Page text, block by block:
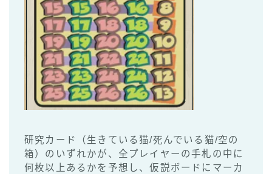
研究カード（生きている猫/死んでいる猫/空の
箱）のいずれかが、全プレイヤーの手札の中に
何枚以上あるかを予想し、仮説ボードにマーカ